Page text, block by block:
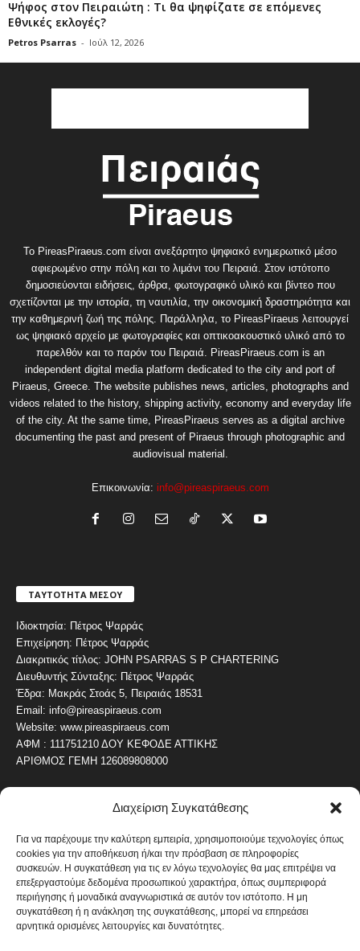
Διαχείριση Συγκατάθεσης
Για να παρέχουμε την καλύτερη εμπειρία, χρησιμοποιούμε τεχνολογίες όπως
cookies για την αποθήκευση ή/και την πρόσβαση σε πληροφορίες
συσκευών. Η συγκατάθεση για τις εν λόγω τεχνολογίες θα μας επιτρέψει να
επεξεργαστούμε δεδομένα προσωπικού χαρακτήρα, όπως συμπεριφορά
περιήγησης ή μοναδικά αναγνωριστικά σε αυτόν τον ιστότοπο. Η μη
συγκατάθεση ή η ανάκληση της συγκατάθεσης, μπορεί να επηρεάσει
αρνητικά ορισμένες λειτουργίες και δυνατότητες.
Ψήφος στον Πειραιώτη : Τι θα ψηφίζατε σε επόμενες
Εθνικές εκλογές?
Petros Psarras - Ιούλ 12, 2026
Το PireasPiraeus.com είναι ανεξάρτητο ψηφιακό ενημερωτικό μέσο
αφιερωμένο στην πόλη και το λιμάνι του Πειραιά. Στον ιστότοπο
δημοσιεύονται ειδήσεις, άρθρα, φωτογραφικό υλικό και βίντεο που
σχετίζονται με την ιστορία, τη ναυτιλία, την οικονομική δραστηριότητα και
την καθημερινή ζωή της πόλης. Παράλληλα, το PireasPiraeus λειτουργεί
ως ψηφιακό αρχείο με φωτογραφίες και οπτικοακουστικό υλικό από το
παρελθόν και το παρόν του Πειραιά. PireasPiraeus.com is an
independent digital media platform dedicated to the city and port of
Piraeus, Greece. The website publishes news, articles, photographs and
videos related to the history, shipping activity, economy and everyday life
of the city. At the same time, PireasPiraeus serves as a digital archive
documenting the past and present of Piraeus through photographic and
audiovisual material.
Επικοινωνία: info@pireaspiraeus.com
ΤΑΥΤΟΤΗΤΑ ΜΕΣΟΥ
Ιδιοκτησία: Πέτρος Ψαρράς
Επιχείρηση: Πέτρος Ψαρράς
Διακριτικός τίτλος: JOHN PSARRAS S P CHARTERING
Διευθυντής Σύνταξης: Πέτρος Ψαρράς
Έδρα: Μακράς Στοάς 5, Πειραιάς 18531
Email: info@pireaspiraeus.com
Website: www.pireaspiraeus.com
ΑΦΜ : 111751210 ΔΟΥ ΚΕΦΟΔΕ ΑΤΤΙΚΗΣ
ΑΡΙΘΜΟΣ ΓΕΜΗ 126089808000
ΔΗΜΟΦΙΛΗ ΚΑΤΗΓΟΡΙΑ
ΝΕΑ ΤΟΥ ΠΕΙΡΑΙΑ
ΟΛΥΜΠΙΑΚΟΣ
ΑΛΛΑ ΚΟΙΝΩΝΙΚΑ
ΕΙΔΗΣΕΙΣ ΝΑΥΤΙΛΙΑ
ΟΙΚΟΝΟΜΙΚΑ